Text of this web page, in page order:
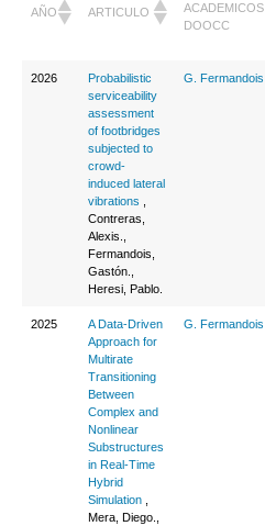
AÑO ARTICULO
ACADEMICOS
DOOCC
2026
Probabilistic
serviceability
assessment
of footbridges
subjected to
crowd-
induced lateral
vibrations
Contreras,
Alexis.,
Fermandois,
Gastón.,
Heresi, Pablo.
G. Fermandois
2025
A Data-Driven
Approach for
Multirate
Transitioning
Between
Complex and
Nonlinear
Substructures
in Real-Time
Hybrid
Simulation
Mera, Diego.,
G. Fermandois